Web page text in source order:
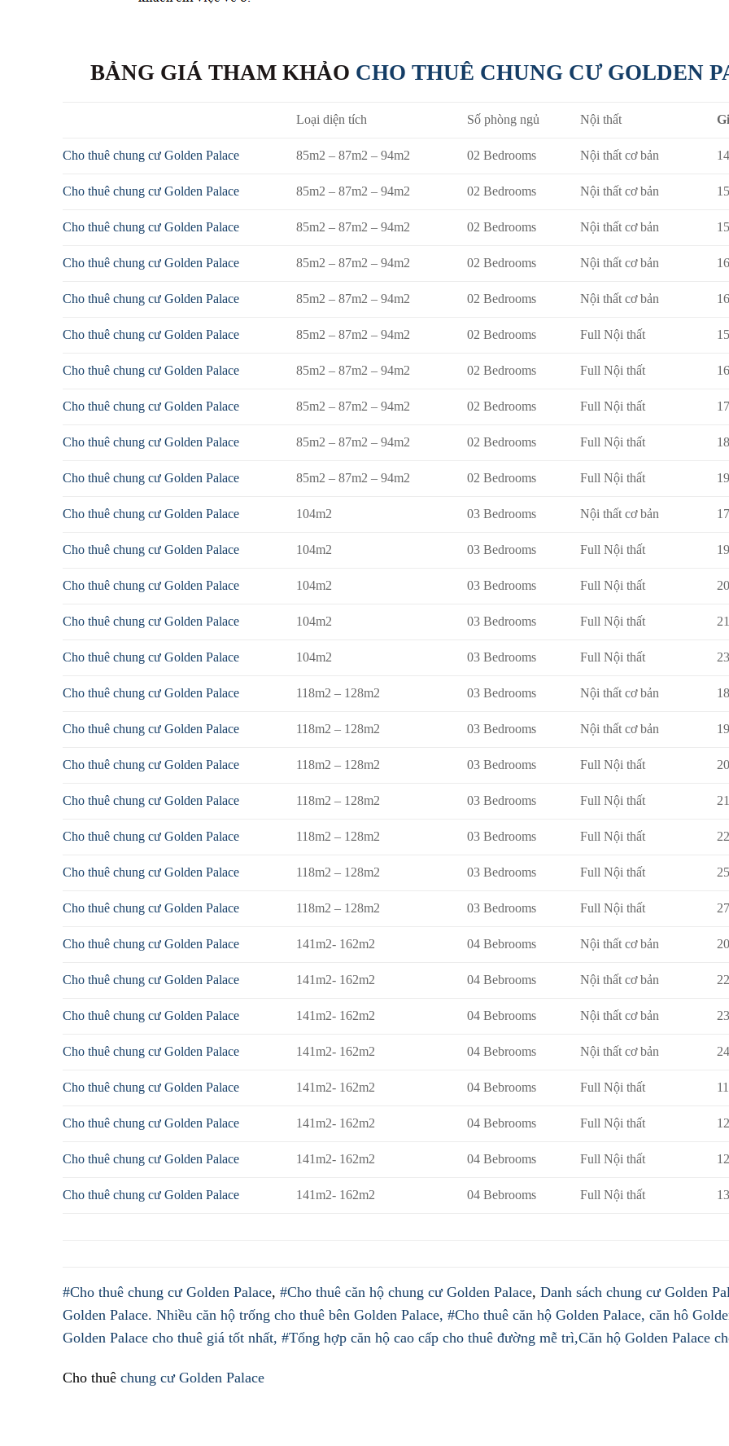
BẢNG GIÁ THAM KHẢO CHO THUÊ CHUNG CƯ GOLDEN
Loại diện tích Số phòng ngủ Nội thất
Cho thuê chung cư Golden Palace 85m2 – 87m2 – 94m2 02 Bedrooms Nội thất cơ bản
Cho thuê chung cư Golden Palace 85m2 – 87m2 – 94m2 02 Bedrooms Nội thất cơ bản
Cho thuê chung cư Golden Palace 85m2 – 87m2 – 94m2 02 Bedrooms Nội thất cơ bản
Cho thuê chung cư Golden Palace 85m2 – 87m2 – 94m2 02 Bedrooms Nội thất cơ bản
Cho thuê chung cư Golden Palace 85m2 – 87m2 – 94m2 02 Bedrooms Nội thất cơ bản
Cho thuê chung cư Golden Palace 85m2 – 87m2 – 94m2 02 Bedrooms Full Nội thất
Cho thuê chung cư Golden Palace 85m2 – 87m2 – 94m2 02 Bedrooms Full Nội thất
Cho thuê chung cư Golden Palace 85m2 – 87m2 – 94m2 02 Bedrooms Full Nội thất
Cho thuê chung cư Golden Palace 85m2 – 87m2 – 94m2 02 Bedrooms Full Nội thất
Cho thuê chung cư Golden Palace 85m2 – 87m2 – 94m2 02 Bedrooms Full Nội thất
Cho thuê chung cư Golden Palace 104m2 03 Bedrooms Nội thất cơ bản
Cho thuê chung cư Golden Palace 104m2 03 Bedrooms Full Nội thất
Cho thuê chung cư Golden Palace 104m2 03 Bedrooms Full Nội thất
Cho thuê chung cư Golden Palace 104m2 03 Bedrooms Full Nội thất
Cho thuê chung cư Golden Palace 104m2 03 Bedrooms Full Nội thất
Cho thuê chung cư Golden Palace 118m2 – 128m2 03 Bedrooms Nội thất cơ bản
Cho thuê chung cư Golden Palace 118m2 – 128m2 03 Bedrooms Nội thất cơ bản
Cho thuê chung cư Golden Palace 118m2 – 128m2 03 Bedrooms Full Nội thất
Cho thuê chung cư Golden Palace 118m2 – 128m2 03 Bedrooms Full Nội thất
Cho thuê chung cư Golden Palace 118m2 – 128m2 03 Bedrooms Full Nội thất
Cho thuê chung cư Golden Palace 118m2 – 128m2 03 Bedrooms Full Nội thất
Cho thuê chung cư Golden Palace 118m2 – 128m2 03 Bedrooms Full Nội thất
Cho thuê chung cư Golden Palace 141m2- 162m2 04 Bebrooms Nội thất cơ bản
Cho thuê chung cư Golden Palace 141m2- 162m2 04 Bebrooms Nội thất cơ bản
Cho thuê chung cư Golden Palace 141m2- 162m2 04 Bebrooms Nội thất cơ bản
Cho thuê chung cư Golden Palace 141m2- 162m2 04 Bebrooms Nội thất cơ bản
Cho thuê chung cư Golden Palace 141m2- 162m2 04 Bebrooms Full Nội thất
Cho thuê chung cư Golden Palace 141m2- 162m2 04 Bebrooms Full Nội thất
Cho thuê chung cư Golden Palace 141m2- 162m2 04 Bebrooms Full Nội thất
Cho thuê chung cư Golden Palace 141m2- 162m2 04 Bebrooms Full Nội thất
#Cho thuê chung cư Golden Palace, #Cho thuê căn hộ chung cư Golden Palace, Danh sách chung cư Golden
Golden Palace. Nhiều căn hộ trống cho thuê bên Golden Palace, #Cho thuê căn hộ Golden Palace, căn hô
Golden Palace cho thuê giá tốt nhất, #Tổng hợp căn hộ cao cấp cho thuê đường mễ trì,Căn hộ Golden Palace
Cho thuê chung cư Golden Palace